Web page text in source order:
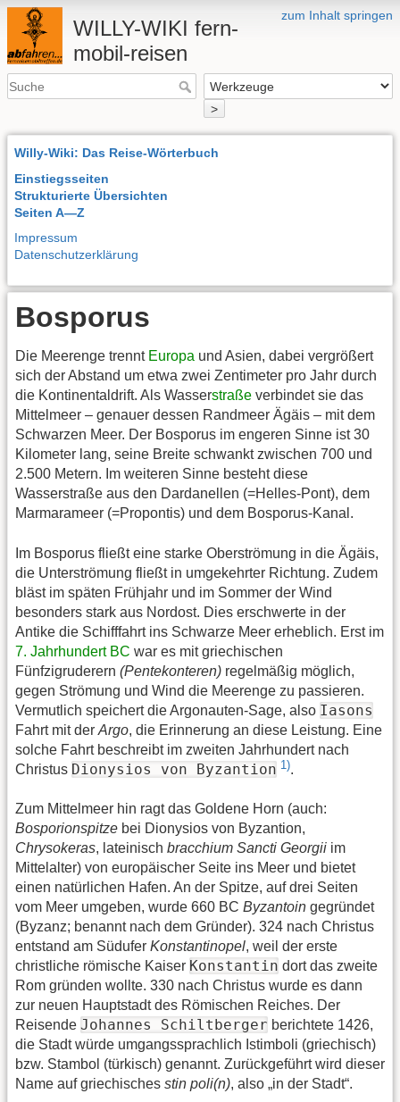
zum Inhalt springen
WILLY-WIKI fern-
mobil-reisen
>
Willy-Wiki: Das Reise-Wörterbuch
Einstiegsseiten
Strukturierte Übersichten
Seiten A—Z
Impressum
Datenschutzerklärung
Bosporus
Die Meerenge trennt Europa und Asien, dabei vergrößert
sich der Abstand um etwa zwei Zentimeter pro Jahr durch
die Kontinentaldrift. Als Wasserstraße verbindet sie das
Mittelmeer – genauer dessen Randmeer Ägäis – mit dem
Schwarzen Meer. Der Bosporus im engeren Sinne ist 30
Kilometer lang, seine Breite schwankt zwischen 700 und
2.500 Metern. Im weiteren Sinne besteht diese
Wasserstraße aus den Dardanellen (=Helles-Pont), dem
Marmarameer (=Propontis) und dem Bosporus-Kanal.
Im Bosporus fließt eine starke Oberströmung in die Ägäis,
die Unterströmung fließt in umgekehrter Richtung. Zudem
bläst im späten Frühjahr und im Sommer der Wind
besonders stark aus Nordost. Dies erschwerte in der
Antike die Schifffahrt ins Schwarze Meer erheblich. Erst im
7. Jahrhundert BC war es mit griechischen
Fünfzigruderern (Pentekonteren) regelmäßig möglich,
gegen Strömung und Wind die Meerenge zu passieren.
Vermutlich speichert die Argonauten-Sage, also Iasons
Fahrt mit der Argo, die Erinnerung an diese Leistung. Eine
solche Fahrt beschreibt im zweiten Jahrhundert nach
Christus Dionysios von Byzantion 1).
Zum Mittelmeer hin ragt das Goldene Horn (auch:
Bosporionspitze bei Dionysios von Byzantion,
Chrysokeras, lateinisch bracchium Sancti Georgii im
Mittelalter) von europäischer Seite ins Meer und bietet
einen natürlichen Hafen. An der Spitze, auf drei Seiten
vom Meer umgeben, wurde 660 BC Byzantoin gegründet
(Byzanz; benannt nach dem Gründer). 324 nach Christus
entstand am Südufer Konstantinopel, weil der erste
christliche römische Kaiser Konstantin dort das zweite
Rom gründen wollte. 330 nach Christus wurde es dann
zur neuen Hauptstadt des Römischen Reiches. Der
Reisende Johannes Schiltberger berichtete 1426,
die Stadt würde umgangssprachlich Istimboli (griechisch)
bzw. Stambol (türkisch) genannt. Zurückgeführt wird dieser
Name auf griechisches stin poli(n), also „in der Stadt“.